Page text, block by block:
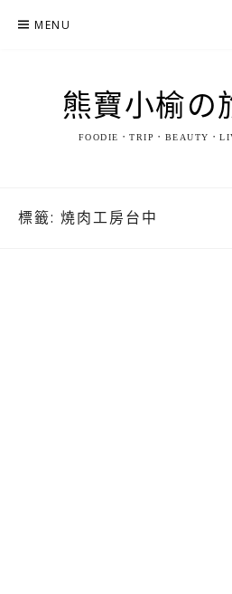
MENU
熊寶小榆の
FOODIE．TRIP．BEAUTY．
標籤: 燒肉工房台中